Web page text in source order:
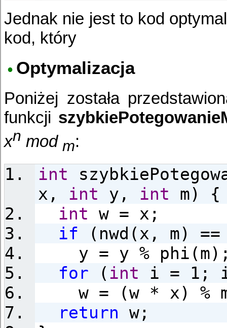
Jednak nie jest to kod
kod, który
Optymalizacja
Poniżej została
funkcji
xn mod m:
int
x, int y, int m) {
int w = x;
if (nwd(x, m)
y = y %
for ( int i = 1;
w = (w * x) %
return w;